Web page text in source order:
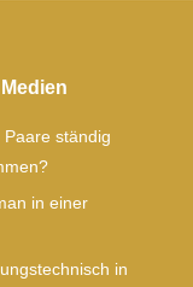
ständig
in einer
in